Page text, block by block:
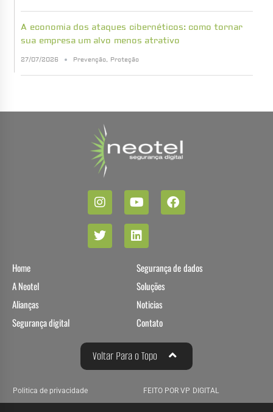
A economia dos ataques cibernéticos: como tornar
sua empresa um alvo menos atrativo
27/07/2026 Prevenção, Proteção
Home
A Neotel
Alianças
Segurança digital
Segurança de dados
Soluções
Noticias
Contato
Voltar Para o Topo
Politica de privacidade FEITO POR VP DIGITAL